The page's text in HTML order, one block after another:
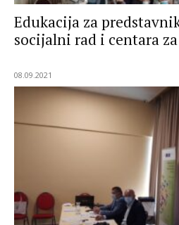
Edukacija za
socijalni rad i centara
08.09.2021